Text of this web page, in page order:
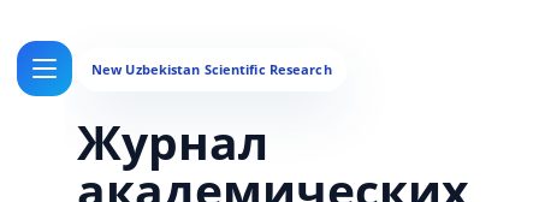
Журнал